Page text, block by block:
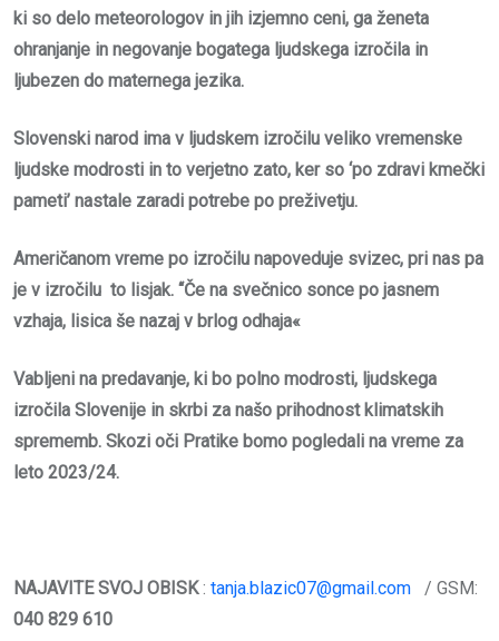
ki so delo meteorologov in jih izjemno ceni, ga ženeta
ohranjanje in negovanje bogatega ljudskega izročila in
ljubezen do maternega jezika.
Slovenski narod ima v ljudskem izročilu veliko vremenske
ljudske modrosti in to verjetno zato, ker so ‘po zdravi kmečki
pameti’ nastale zaradi potrebe po preživetju.
Američanom vreme po izročilu napoveduje svizec, pri nas pa
je v izročilu to lisjak. “Če na svečnico sonce po jasnem
vzhaja, lisica še nazaj v brlog odhaja«
Vabljeni na predavanje, ki bo polno modrosti, ljudskega
izročila Slovenije in skrbi za našo prihodnost klimatskih
sprememb. Skozi oči Pratike bomo pogledali na vreme za
leto 2023/24.
NAJAVITE SVOJ OBISK: tanja.blazic07@gmail.com / GSM:
040 829 610